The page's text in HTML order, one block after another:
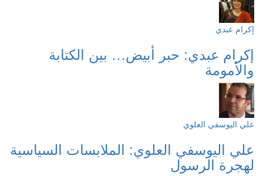
إكرام عبدي
إكرام عبدي: حبر أبيض… بين الكتابة
والأمومة
علي اليوسفي العلوي
علي اليوسفي العلوي: الملابسات السياسية
لهجرة الرسول